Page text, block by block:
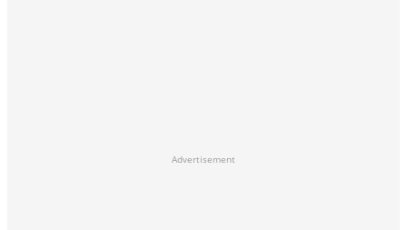
Advertisement